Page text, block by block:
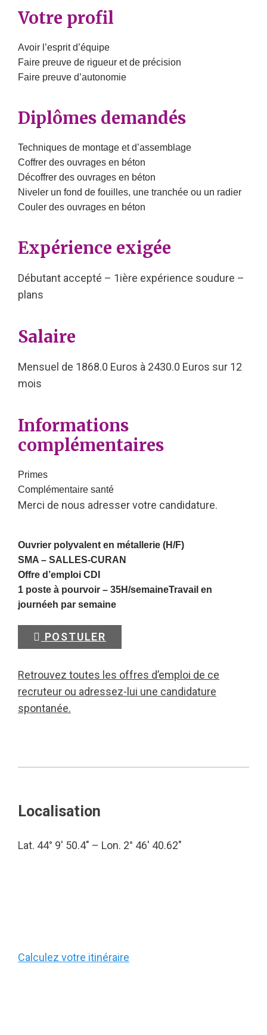
Votre profil
Avoir l’esprit d’équipe
Faire preuve de rigueur et de précision
Faire preuve d’autonomie
Diplômes demandés
Techniques de montage et d’assemblage
Coffrer des ouvrages en béton
Décoffrer des ouvrages en béton
Niveler un fond de fouilles, une tranchée ou un radier
Couler des ouvrages en béton
Expérience exigée
Débutant accepté – 1ière expérience soudure –
plans
Salaire
Mensuel de 1868.0 Euros à 2430.0 Euros sur 12
mois
Informations
complémentaires
Primes
Complémentaire santé
Merci de nous adresser votre candidature.
Ouvrier polyvalent en métallerie (H/F)
SMA – SALLES-CURAN
Offre d’emploi CDI
1 poste à pourvoir – 35H/semaineTravail en
journéeh par semaine
POSTULER
Retrouvez toutes les offres d’emploi de ce
recruteur ou adressez-lui une candidature
spontanée.
Localisation
Lat. 44° 9′ 50.4″ – Lon. 2° 46′ 40.62″
Calculez votre itinéraire